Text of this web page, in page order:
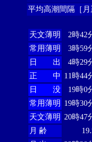
平均高潮間隔［月
天文薄明
2時42
常用薄明
3時59
日 出
4時29
正 中 11時44
日 没
19時0
常用薄明 19時30
天文薄明 20時47
月 齢